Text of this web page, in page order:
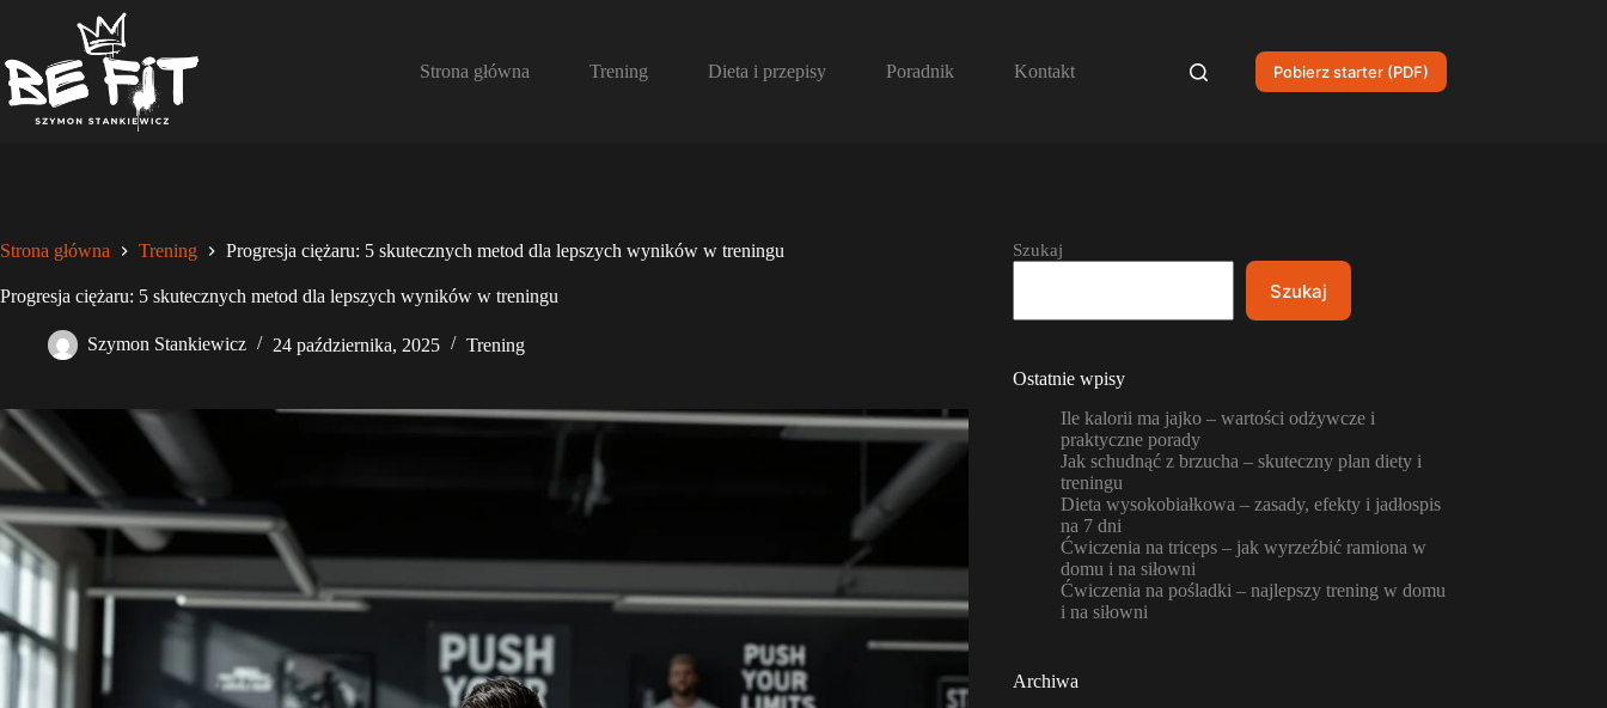
Strona główna
Trening Dieta i przepisy Poradnik Kontakt Pobierz starter (PDF)
Strona główna Trening Progresja ciężaru: 5 skutecznych metod dla lepszych wyników w treningu
Progresja ciężaru: 5 skutecznych metod dla lepszych wyników w treningu
Szymon Stankiewicz 24 października, 2025 Trening
Szukaj
Szukaj
Ostatnie wpisy
Ile kalorii ma jajko – wartości odżywcze i
praktyczne porady
Jak schudnąć z brzucha – skuteczny plan diety i
treningu
Dieta wysokobiałkowa – zasady, efekty i jadłospis
na 7 dni
Ćwiczenia na triceps – jak wyrzeźbić ramiona w
domu i na siłowni
Ćwiczenia na pośladki – najlepszy trening w domu
i na siłowni
Archiwa